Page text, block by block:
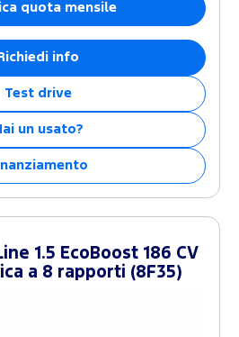
quota mensile
Richiedi info
Test drive
un usato?
1.5 EcoBoost 186 CV
a 8 rapporti (8F35)